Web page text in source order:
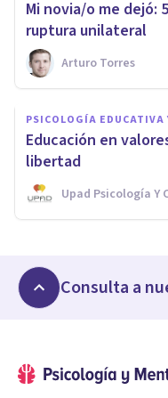
Mi novia/o me dejó:
ruptura unilateral
Arturo Torres
PSICOLOGÍA EDUCATIVA
Educación en
libertad
Upad Psicología Y
Consulta a